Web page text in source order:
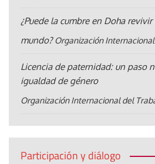
¿Puede la cumbre en Doha
mundo? Organización
Licencia de paternidad: un paso
igualdad de género
Organización Internacional del
Participación y diálogo